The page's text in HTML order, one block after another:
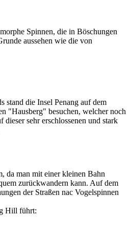
Spinnen, die in Böschungen
aussehen wie die von
stand die Insel Penang auf dem
"Hausberg" besuchen, welcher noch
sehr erschlossenen und stark
da man mit einer kleinen Bahn
zurückwandern kann. Auf dem
der Straßen nac Vogelspinnen
Hill führt: